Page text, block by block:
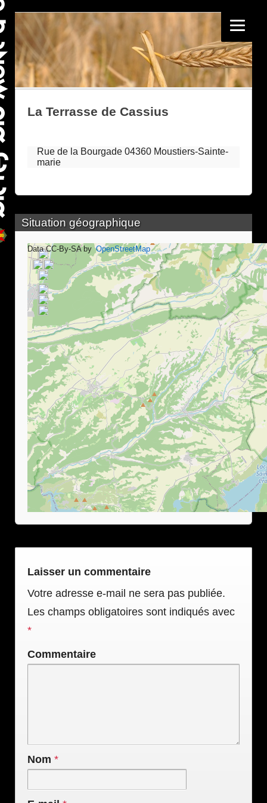
La Terrasse de Cassius
Rue de la Bourgade 04360 Moustiers-Sainte-
marie
Situation géographique
Data CC-By-SA by OpenStreetMap
Laisser un commentaire
Votre adresse e-mail ne sera pas publiée.
Les champs obligatoires sont indiqués avec
*
Commentaire
Nom *